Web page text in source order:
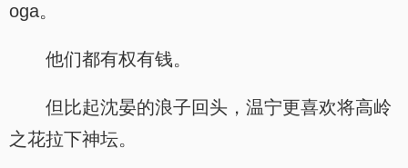
oga。
他们都有权有钱。
但比起沈晏的浪子回头，温宁更喜欢将高岭
之花拉下神坛。